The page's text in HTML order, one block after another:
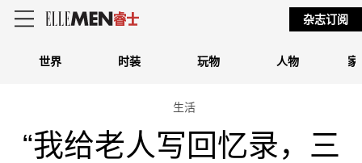
世界 时装 玩物 人物 家
杂志订阅
生活
“我给老人写回忆录，三